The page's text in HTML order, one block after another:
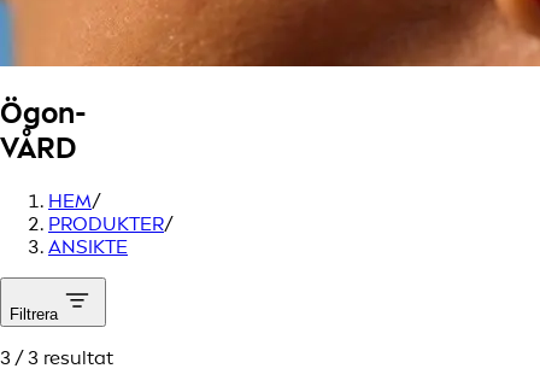
Ögon-
VÅRD
HEM/
PRODUKTER/
ANSIKTE
Filtrera
3 / 3 resultat